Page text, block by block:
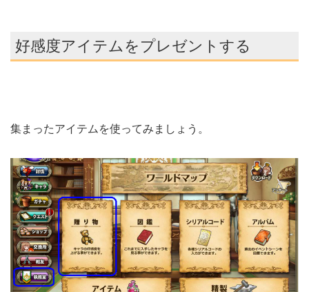
好感度アイテムをプレゼントする
集まったアイテムを使ってみましょう。